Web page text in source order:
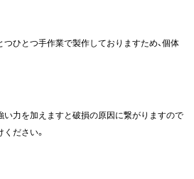
ひとつ手作業で製作しておりますため、個体
力を加えますと破損の原因に繋がりますので
ださい。